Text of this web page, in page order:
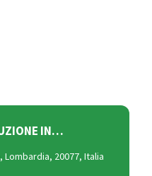
IN…
Lombardia, 20077, Italia